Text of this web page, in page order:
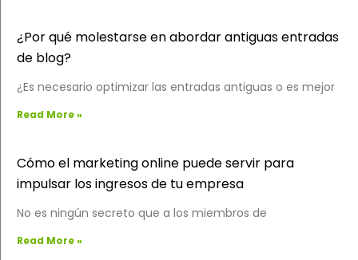
¿Por qué molestarse en abordar antiguas entradas
de blog?
¿Es necesario optimizar las entradas antiguas o es mejor
Read More »
Cómo el marketing online puede servir para
impulsar los ingresos de tu empresa
No es ningún secreto que a los miembros de
Read More »